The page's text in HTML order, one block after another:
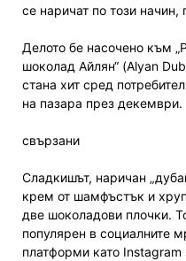
се наричат по този
Делото бе насочено към
шоколад Айлян“ (Alyan
стана хит сред
на пазара през декември.
свързани
Сладкишът, наричан
крем от шамфъстък и
две шоколадови плочки.
популярен в социалните
платформи като Instagram